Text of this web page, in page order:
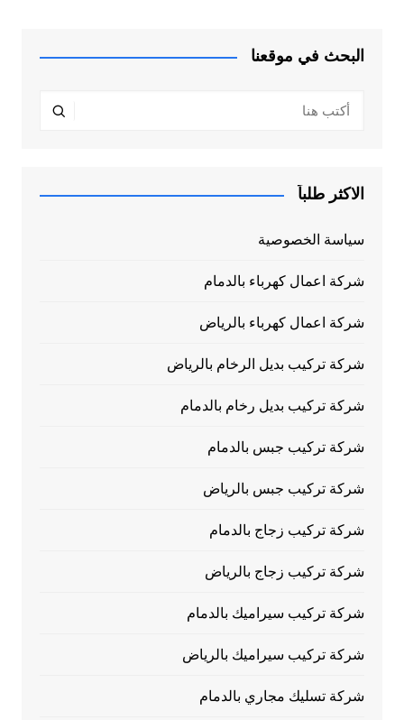
البحث في موقعنا
الاكثر طلباً
سياسة الخصوصية
شركة اعمال كهرباء بالدمام
شركة اعمال كهرباء بالرياض
شركة تركيب بديل الرخام بالرياض
شركة تركيب بديل رخام بالدمام
شركة تركيب جبس بالدمام
شركة تركيب جبس بالرياض
شركة تركيب زجاج بالدمام
شركة تركيب زجاج بالرياض
شركة تركيب سيراميك بالدمام
شركة تركيب سيراميك بالرياض
شركة تسليك مجاري بالدمام